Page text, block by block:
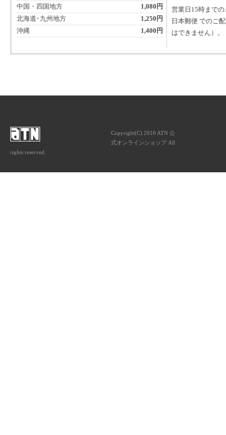
中国・四国地方
1,080円
北海道･九州地方
1,250円
沖縄
1,400円
営業日15時まで
日本郵便 でのご
はできません）。
Copyright(C) 2010 ATN 公
式オンラインショップ All
rights reserved.